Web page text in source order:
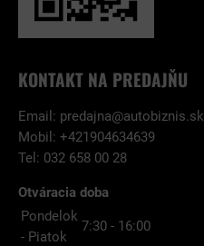
KONTAKT NA PREDAJŇU
Email: predajna@autobiznis.sk
Mobil: +421904634639
Tel: 032 658 00 28
Otváracia doba
Pondelok
- Piatok
7:30 - 16:00